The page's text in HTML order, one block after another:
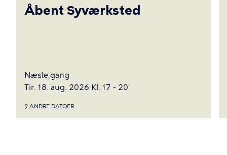
Åbent Syværksted
Næste gang
Tir. 18. aug. 2026 Kl. 17 - 20
9 ANDRE DATOER